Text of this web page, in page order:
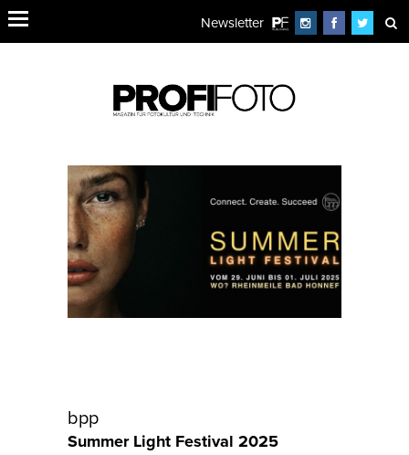
Newsletter
bpp
Summer Light Festival 2025